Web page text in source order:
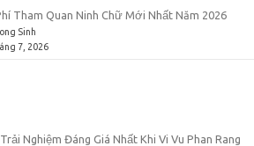
Tham Quan Ninh Chữ Mới Nhất Năm 2026
Sinh
7, 2026
Nghiệm Đáng Giá Nhất Khi Vi Vu Phan Rang